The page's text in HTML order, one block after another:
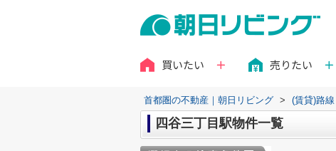
買いたい 売りたい
首都圏の不動産｜朝日リビング > (賃貸)路
四谷三丁目駅物件一覧